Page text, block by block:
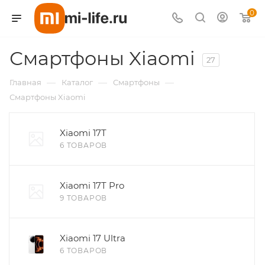
0
Смартфоны Xiaomi 27
Главная — Каталог — Смартфоны —
Смартфоны Xiaomi
Xiaomi 17T
6 ТОВАРОВ
Xiaomi 17T Pro
9 ТОВАРОВ
Xiaomi 17 Ultra
6 ТОВАРОВ
Для клиентов всех банков
Разбейте
без переплат
График платежей